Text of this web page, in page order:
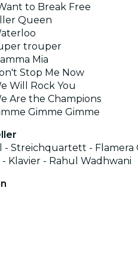
to Break Free
Queen
trouper
Mia
Stop Me Now
Will Rock You
Are the Champions
Gimme Gimme
- Streichquartett -
- Klavier - Rahul Wadhwani